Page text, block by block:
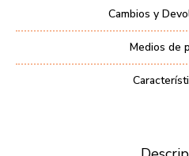
Cambios y
Medios de